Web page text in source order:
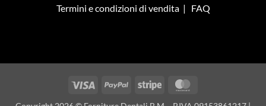
Termini e condizioni di vendita| FAQ
Visa PayPal Stripe